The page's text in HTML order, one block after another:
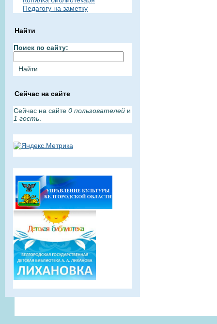
Педагогу на заметку
Найти
Поиск по сайту:
Сейчас на сайте
Сейчас на сайте 0 пользователей и
1 гость